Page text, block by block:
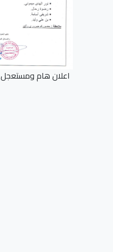
اعلان هام ومستعجل 001.jpg